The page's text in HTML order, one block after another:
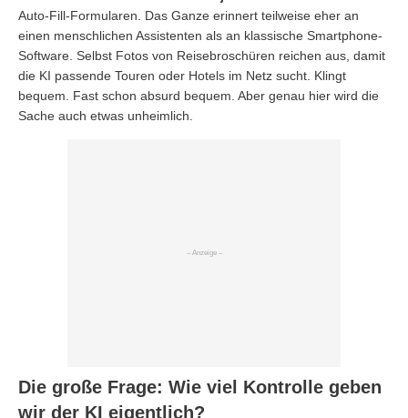
Auto-Fill-Formularen. Das Ganze erinnert teilweise eher an
einen menschlichen Assistenten als an klassische Smartphone-
Software. Selbst Fotos von Reisebroschüren reichen aus, damit
die KI passende Touren oder Hotels im Netz sucht. Klingt
bequem. Fast schon absurd bequem. Aber genau hier wird die
Sache auch etwas unheimlich.
Die große Frage: Wie viel Kontrolle geben
wir der KI eigentlich?